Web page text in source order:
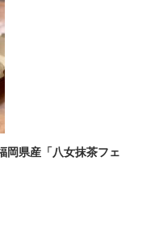
岡県産「八女抹茶フェ